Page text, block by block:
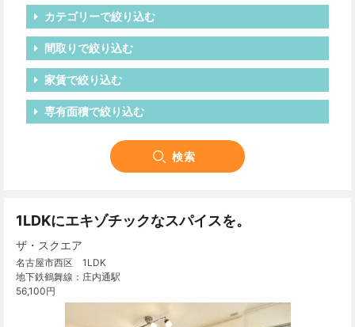
カテゴリーで絞り込む
間取りで絞り込む
家賃で絞り込む
専有面積で絞り込む
1LDKにエキゾチックなスパイスを。
ザ・スクエア
名古屋市西区 1LDK
地下鉄鶴舞線：庄内通駅
56,100円